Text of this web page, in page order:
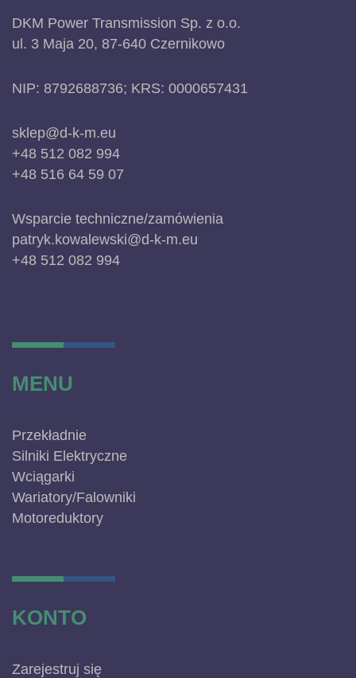
DKM Power Transmission Sp. z o.o.
ul. 3 Maja 20, 87-640 Czernikowo
NIP: 8792688736; KRS: 0000657431
sklep@d-k-m.eu
+48 512 082 994
+48 516 64 59 07
Wsparcie techniczne/zamówienia
patryk.kowalewski@d-k-m.eu
+48 512 082 994
MENU
Przekładnie
Silniki Elektryczne
Wciągarki
Wariatory/Falowniki
Motoreduktory
KONTO
Zarejestruj się